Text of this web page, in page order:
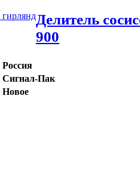
Делитель
900
Россия
Сигнал-Пак
Новое